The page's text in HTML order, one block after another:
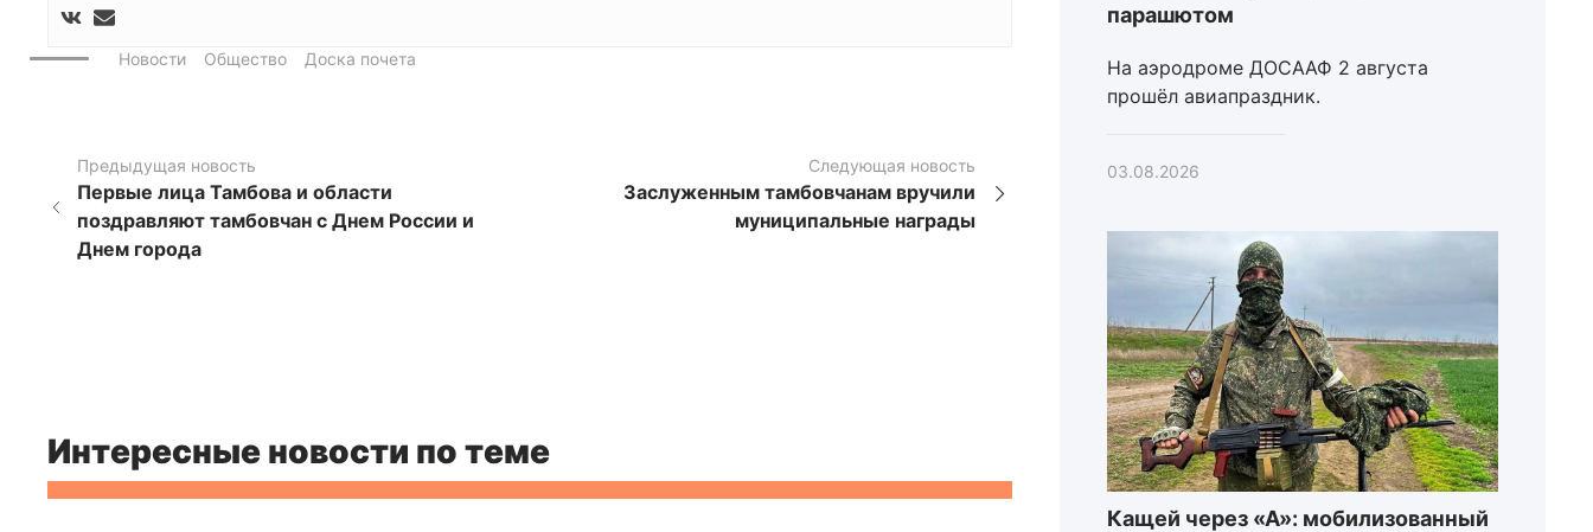
Новости Общество Доска почета
Предыдущая новость
Первые лица Тамбова и области
поздравляют тамбовчан с Днем России и
Днем города
Следующая новость
Заслуженным тамбовчанам вручили
муниципальные награды
Интересные новости по теме
парашютом
На аэродроме ДОСААФ 2 августа
прошёл авиапраздник.
03.08.2026
Кащей через «А»: мобилизованный